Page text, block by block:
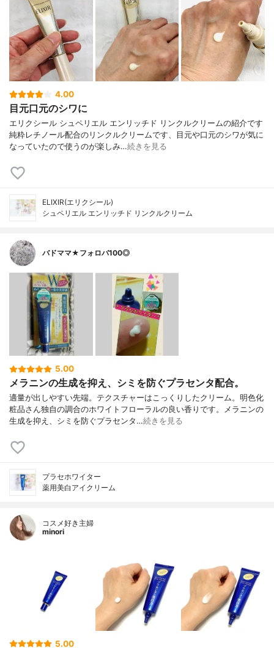
4.00
目元口元のシワに
エリクシール シュペリエル エンリッチド リンクルクリームの紹介です
純粋レチノール配合のリンクルクリームです、目元や口元のシワが気に
なっていたので使うのが楽しみ…続きを見る
ELIXIR(エリクシール)
シュペリエル エンリッチド リンクルクリーム
バドママ★フォロバ100◎
5.00
メラニンの生成を抑え、シミを防ぐプラセンタ配合。
適量が出しやすい先端。テクスチャーはこっくりしたクリーム。明色化
粧品さん独自の調合のホワイトフローラルの良い香りです。メラニンの
生成を抑え、シミを防ぐプラセンタ…続きを見る
プラセホワイター
薬用美白アイクリーム
コスメ好き主婦
minori
5.00